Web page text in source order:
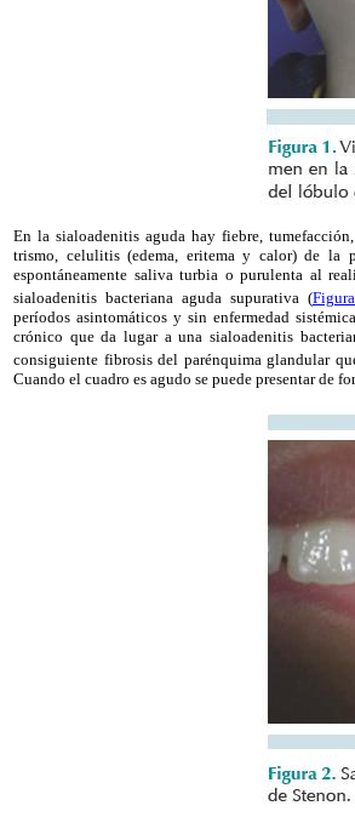
En la sialoadenitis aguda hay fiebre,
trismo, celulitis (edema, eritema y calor) de la
espontáneamente saliva turbia o purulenta al
sialoadenitis bacteriana aguda supurativa (
períodos asintomáticos y sin enfermedad
crónico que da lugar a una sialoadenitis
consiguiente fibrosis del parénquima glandular
Cuando el cuadro es agudo se puede presentar de